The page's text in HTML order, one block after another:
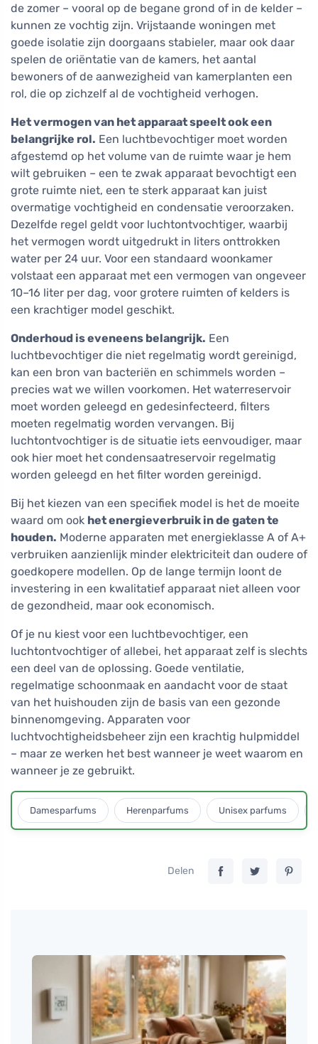
de zomer – vooral op de begane grond of in de kelder –
kunnen ze vochtig zijn. Vrijstaande woningen met
goede isolatie zijn doorgaans stabieler, maar ook daar
spelen de oriëntatie van de kamers, het aantal
bewoners of de aanwezigheid van kamerplanten een
rol, die op zichzelf al de vochtigheid verhogen.
Het vermogen van het apparaat speelt ook een
belangrijke rol. Een luchtbevochtiger moet worden
afgestemd op het volume van de ruimte waar je hem
wilt gebruiken – een te zwak apparaat bevochtigt een
grote ruimte niet, een te sterk apparaat kan juist
overmatige vochtigheid en condensatie veroorzaken.
Dezelfde regel geldt voor luchtontvochtiger, waarbij
het vermogen wordt uitgedrukt in liters onttrokken
water per 24 uur. Voor een standaard woonkamer
volstaat een apparaat met een vermogen van ongeveer
10–16 liter per dag, voor grotere ruimten of kelders is
een krachtiger model geschikt.
Onderhoud is eveneens belangrijk. Een
luchtbevochtiger die niet regelmatig wordt gereinigd,
kan een bron van bacteriën en schimmels worden –
precies wat we willen voorkomen. Het waterreservoir
moet worden geleegd en gedesinfecteerd, filters
moeten regelmatig worden vervangen. Bij
luchtontvochtiger is de situatie iets eenvoudiger, maar
ook hier moet het condensaatreservoir regelmatig
worden geleegd en het filter worden gereinigd.
Bij het kiezen van een specifiek model is het de moeite
waard om ook het energieverbruik in de gaten te
houden. Moderne apparaten met energieklasse A of A+
verbruiken aanzienlijk minder elektriciteit dan oudere of
goedkopere modellen. Op de lange termijn loont de
investering in een kwalitatief apparaat niet alleen voor
de gezondheid, maar ook economisch.
Of je nu kiest voor een luchtbevochtiger, een
luchtontvochtiger of allebei, het apparaat zelf is slechts
een deel van de oplossing. Goede ventilatie,
regelmatige schoonmaak en aandacht voor de staat
van het huishouden zijn de basis van een gezonde
binnenomgeving. Apparaten voor
luchtvochtigheidsbeheer zijn een krachtig hulpmiddel
– maar ze werken het best wanneer je weet waarom en
wanneer je ze gebruikt.
Damesparfums Herenparfums Unisex parfums
Delen